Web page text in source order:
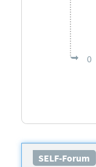
0
SELF-Forum